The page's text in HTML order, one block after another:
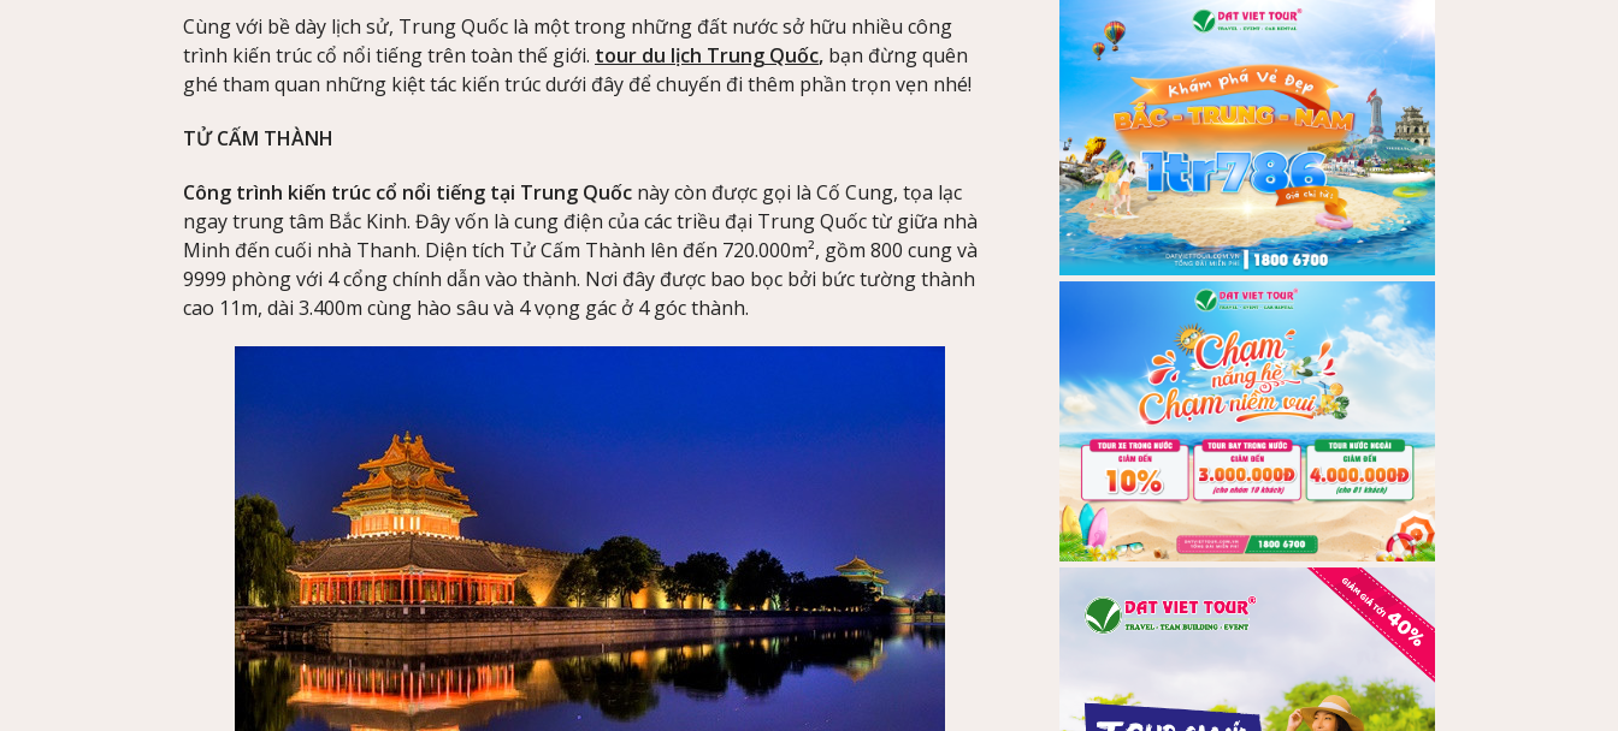
Cùng với bề dày lịch sử, Trung Quốc là một trong những đất nước sở hữu nhiều công
trình kiến trúc cổ nổi tiếng trên toàn thế giới. tour du lịch Trung Quốc, bạn đừng quên
ghé tham quan những kiệt tác kiến trúc dưới đây để chuyến đi thêm phần trọn vẹn nhé!
TỬ CẤM THÀNH
Công trình kiến trúc cổ nổi tiếng tại Trung Quốc này còn được gọi là Cố Cung, tọa lạc
ngay trung tâm Bắc Kinh. Đây vốn là cung điện của các triều đại Trung Quốc từ giữa nhà
Minh đến cuối nhà Thanh. Diện tích Tử Cấm Thành lên đến 720.000m², gồm 800 cung và
9999 phòng với 4 cổng chính dẫn vào thành. Nơi đây được bao bọc bởi bức tường thành
cao 11m, dài 3.400m cùng hào sâu và 4 vọng gác ở 4 góc thành.